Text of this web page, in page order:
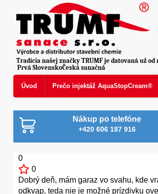
Úvod Prečo injektáž AquaStopCream®
Prvá SlovenskoČeská sanačná
Tradícia našej značky TRUMF je datovaná už od
Nákup po telefóne
+420 606 187 916
0
0
Dobrý deň, mám garaz vo svahu, kde
odkvap, teda nie je možné prízdivku